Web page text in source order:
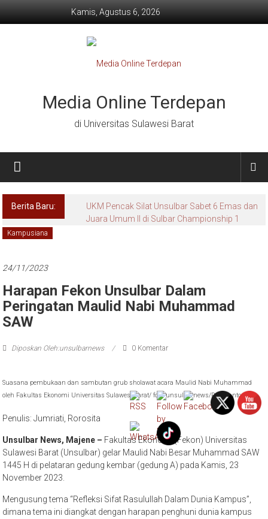
Kamis, Agustus 6, 2026
Media Online Terdepan
di Universitas Sulawesi Barat
Berita Baru:
UKM Pencak Silat Unsulbar Sabet 6 Emas dan
Juara Umum II di Sulbar Championship 1
Kampusiana
24/11/2023
Harapan Fekon Unsulbar Dalam
Peringatan Maulid Nabi Muhammad
SAW
Diposkan Oleh:unsulbarnews 0 Komentar
Suasana pembukaan dan sambutan grub sholawat acara Maulid Nabi Muhammad
oleh Fakultas Ekonomi Universitas Sulawesi Barat/ foto: unsulbarnews/Rusdianto
Penulis: Jumriati, Rorosita
Unsulbar News, Majene – Fakultas Ekonomi (Fekon) Universitas
Sulawesi Barat (Unsulbar) gelar Maulid Nabi Besar Muhammad SAW
1445 H di pelataran gedung kembar (gedung A) pada Kamis, 23
November 2023.
Mengusung tema “Refleksi Sifat Rasulullah Dalam Dunia Kampus”,
dimana tema ini diangkat dengan harapan penghuni dunia kampus